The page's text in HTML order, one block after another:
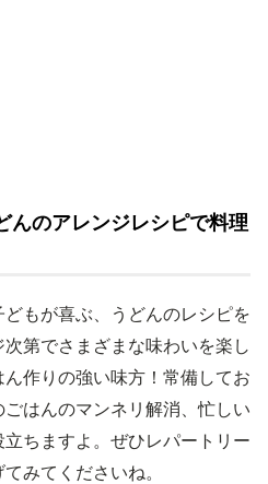
んのアレンジレシピで料理
もが喜ぶ、うどんのレシピを
第でさまざまな味わいを楽し
作りの強い味方！常備してお
はんのマンネリ解消、忙しい
ちますよ。ぜひレパートリー
みてくださいね。